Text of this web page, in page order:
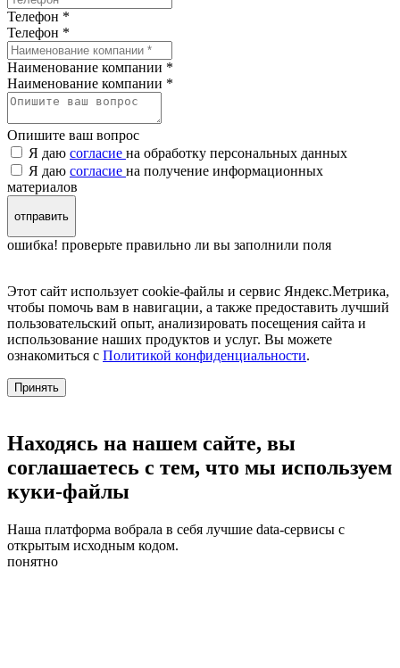
Телефон *
Телефон *
Наименование компании *
Наименование компании *
Опишите ваш вопрос
Я даю согласие на обработку персональных данных
Я даю согласие на получение информационных
материалов
отправить
ошибка! проверьте правильно ли вы заполнили поля
Этот сайт использует cookie-файлы и сервис Яндекс.Метрика,
чтобы помочь вам в навигации, а также предоставить лучший
пользовательский опыт, анализировать посещения сайта и
использование наших продуктов и услуг. Вы можете
ознакомиться с Политикой конфиденциальности.
Принять
Находясь на нашем сайте, вы
соглашаетесь с тем, что мы используем
куки-файлы
Наша платформа вобрала в себя лучшие data-сервисы с
открытым исходным кодом.
понятно